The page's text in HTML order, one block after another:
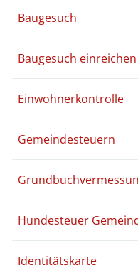
Baugesuch
Baugesuch einreichen
Einwohnerkontrolle
Gemeindesteuern
Hundesteuer
Identitätskarte